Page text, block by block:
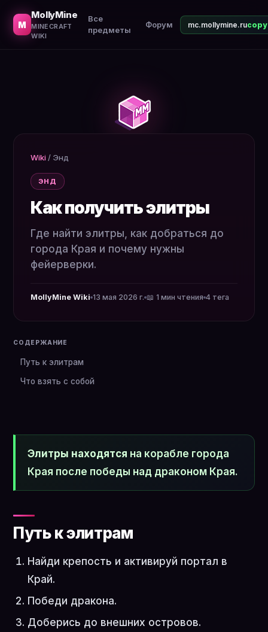
M
MollyMine
MINECRAFT
WIKI
Все
предметы
Форум mc.mollymine.ru
Wiki / Энд
ЭНД
Как получить элитры
Где найти элитры, как добраться до
города Края и почему нужны
фейерверки.
MollyMine Wiki 13 мая 2026 г. 📖 1 мин чтения 4 тега
СОДЕРЖАНИЕ
Путь к элитрам
Что взять с собой
Элитры находятся на корабле города
Края после победы над драконом Края.
Путь к элитрам
Найди крепость и активируй портал в
Край.
Победи дракона.
Доберись до внешних островов.